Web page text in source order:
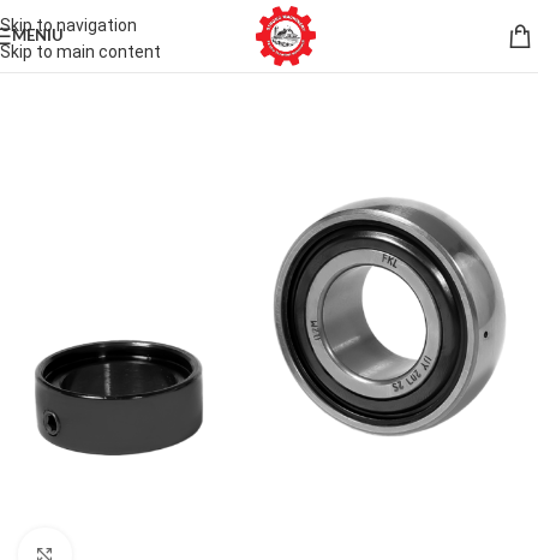
Skip to navigation
Skip to main content
MENIU